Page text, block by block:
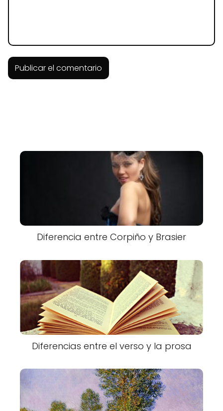
Diferencia entre Corpiño y Brasier
Diferencias entre el verso y la prosa